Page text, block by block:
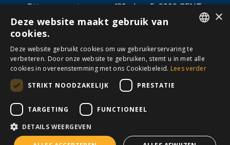
Ottergemsesteenweg 439 - bus 5,9000 GENT
info@allterra-belux.com+32 9 430 25 30
BE1009.467.122
VOLG ONS OP ​ ​
Algemene voorwaarden Cookies
Disclaimer
FRENCH
×
Deze website maakt gebruik van
cookies.
Deze website gebruikt cookies om uw gebruikerservaring te
verbeteren. Door onze website te gebruiken, stemt u in met alle
cookies in overeenstemming met ons Cookiebeleid. Lees verder
STRIKT NOODZAKELIJK
PRESTATIE
TARGETING FUNCTIONEEL
DETAILS WEERGEVEN